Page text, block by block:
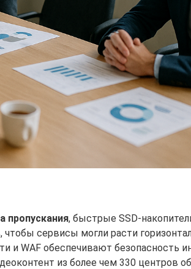
пропускания, быстрые SSD-
сервисы могли расти
и WAF обеспечивают безопасность
из более чем 330 центров